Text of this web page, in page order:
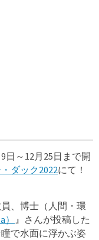
日～12月25日まで開
ダック2022にて！
、博士（人間・環
』さんが投稿した
で水面に浮かぶ姿